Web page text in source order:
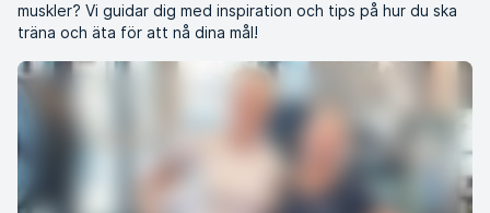
muskler? Vi guidar dig med inspiration och tips på hur du ska
träna och äta för att nå dina mål!